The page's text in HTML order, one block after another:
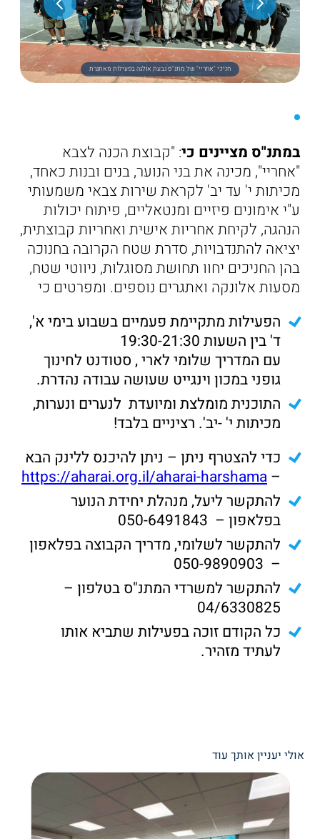
חניכי "אחריי" של מתנ"ס גבעת אולגה בפעילות מאתגרת
במתנ"ס מציינים כי: "קבוצת הכנה לצבא
"אחריי", מכינה את בני הנוער, בנים ובנות כאחד,
מכיתות י' עד יב' לקראת שירות צבאי משמעותי
ע"י אימונים פיזיים ומנטאליים, פיתוח יכולות
הנהגה, לקיחת אחריות אישית ואחריות קבוצתית,
יציאה להתנדבויות, סדרת שטח הקרובה בחנוכה
בהן החניכים יחוו תחושת מסוגלות, ניווטי שטח,
מסעות אלונקה ואתגרים נוספים. ומפרטים כי
הפעילות מתקיימת פעמיים בשבוע בימי א',
ד' בין השעות 19:30-21:30
עם המדריך שלומי לארי , סטודנט לחינוך
גופני במכון וינגייט שעושה עבודה נהדרת.
התוכנית מומלצת ומיועדת לנערים ונערות,
מכיתות י' -יב'. רציניים בלבד!
כדי להצטרף ניתן – ניתן להיכנס ללינק הבא
–
https://aharai.org.il/aharai-harshama
להתקשר ליעל, מנהלת יחידת הנוער
בפלאפון – 050-6491843
להתקשר לשלומי, מדריך הקבוצה בפלאפון
– 050-9890903
להתקשר למשרדי המתנ"ס בטלפון –
04/6330825
כל הקודם זוכה בפעילות שתביא אותו
לעתיד מזהיר.
אולי יעניין אותך עוד